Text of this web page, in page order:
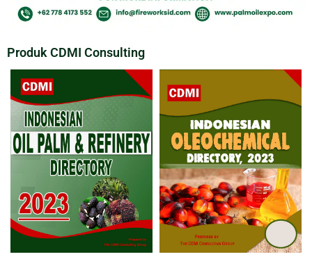
Produk CDMI Consulting